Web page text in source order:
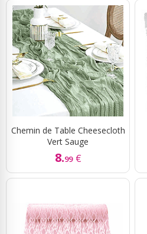
Chemin de Table Cheesecloth
Vert Sauge
8.99 €